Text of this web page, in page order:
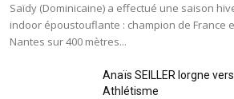
Saïdy (Dominicaine) a effectué une saison
indoor époustouflante : champion de France
Nantes sur 400 mètres...
Anaïs SEILLER lorgne vers
Athlétisme